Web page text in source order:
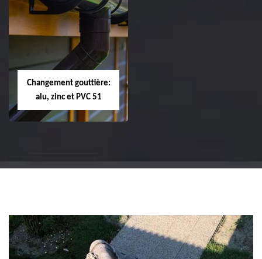
Réparation et
changement de
tuile de rive 51
Changement gouttière:
alu, zinc et PVC 51
et PVC 51